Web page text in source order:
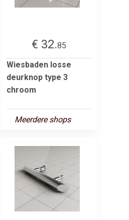
€ 32.85
Wiesbaden losse
deurknop type 3
chroom
Meerdere shops